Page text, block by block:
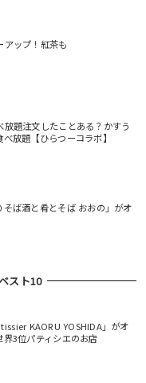
アップ！紅茶も
題注文したことある？かすう
放題【ひらつーコラボ】
ば酒と肴とそば おおの」がオ
スト10
KAORU YOSHIDA」がオ
3位パティシエのお店